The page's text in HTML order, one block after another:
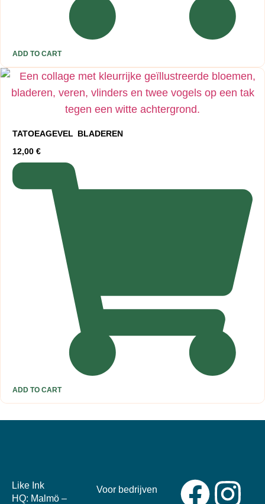
ADD TO CART
TATOEAGEVEL BLADEREN
12,00 €
ADD TO CART
Like Ink
HQ: Malmö –
Voor bedrijven